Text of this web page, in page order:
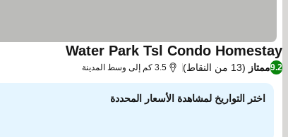
Water Park Tsl Condo Homestay
9.2ممتاز (13 من النقاط) 3.5 كم إلى وسط المدينة
اختر التواريخ لمشاهدة الأسعار المحددة